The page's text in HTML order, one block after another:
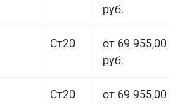
руб.
Ст20
от 69 955,00
руб.
Ст20
от 69 955,00